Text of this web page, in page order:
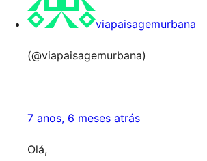
viapaisagemurbana
(@viapaisagemurbana)
7 anos, 6 meses atrás
Olá,